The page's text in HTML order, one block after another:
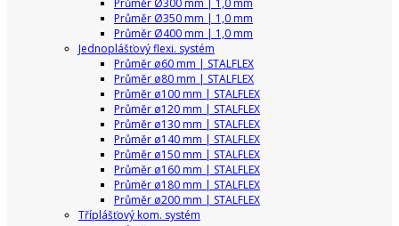
Průměr Ø300 mm | 1,0 mm
Průměr Ø350 mm | 1,0 mm
Průměr Ø400 mm | 1,0 mm
Jednoplášťový flexi. systém
Průměr ø60 mm | STALFLEX
Průměr ø80 mm | STALFLEX
Průměr ø100 mm | STALFLEX
Průměr ø120 mm | STALFLEX
Průměr ø130 mm | STALFLEX
Průměr ø140 mm | STALFLEX
Průměr ø150 mm | STALFLEX
Průměr ø160 mm | STALFLEX
Průměr ø180 mm | STALFLEX
Průměr ø200 mm | STALFLEX
Tříplášťový kom. systém